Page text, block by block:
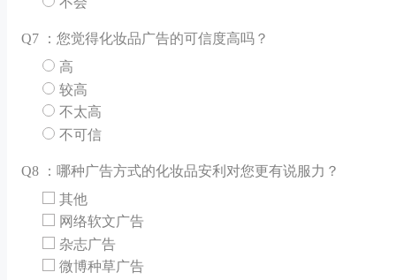
Q7 ：您觉得化妆品广告的可信度高吗？
高
较高
不太高
不可信
Q8 ：哪种广告方式的化妆品安利对您更有说服力？
其他
网络软文广告
杂志广告
微博种草广告